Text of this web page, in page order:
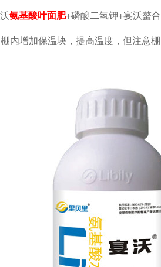
氨基酸叶面肥+磷酸二氢钾+宴沃螯
内增加保温块，提高温度，但注意棚